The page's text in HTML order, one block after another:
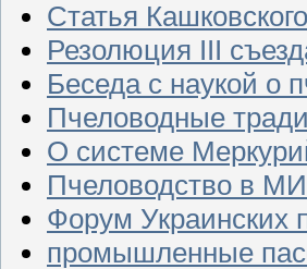
Статья Кашковского
Резолюция III
Беседа с наукой о
Пчеловодные
О системе
Пчеловодство в
Форум Украинских
промышленные